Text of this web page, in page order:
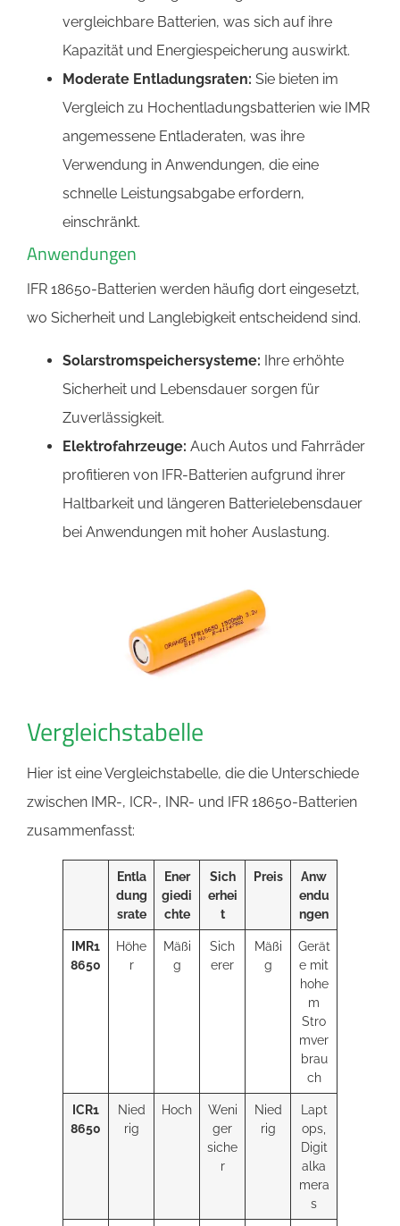
vergleichbare Batterien, was sich auf ihre
Kapazität und Energiespeicherung auswirkt.
Moderate Entladungsraten: Sie bieten im
Vergleich zu Hochentladungsbatterien wie IMR
angemessene Entladeraten, was ihre
Verwendung in Anwendungen, die eine
schnelle Leistungsabgabe erfordern,
einschränkt.
Anwendungen
IFR 18650-Batterien werden häufig dort eingesetzt,
wo Sicherheit und Langlebigkeit entscheidend sind.
Solarstromspeichersysteme: Ihre erhöhte
Sicherheit und Lebensdauer sorgen für
Zuverlässigkeit.
Elektrofahrzeuge: Auch Autos und Fahrräder
profitieren von IFR-Batterien aufgrund ihrer
Haltbarkeit und längeren Batterielebensdauer
bei Anwendungen mit hoher Auslastung.
Vergleichstabelle
Hier ist eine Vergleichstabelle, die die Unterschiede
zwischen IMR-, ICR-, INR- und IFR 18650-Batterien
zusammenfasst:
Entla
dung
srate
Ener
giedi
chte
Sich
erhei
t
Preis
Anw
endu
ngen
IMR1
8650
Höhe
r
Mäßi
g
Sich
erer
Mäßi
g
Gerät
e mit
hohe
m
Stro
mver
brau
ch
ICR1
8650
Nied
rig
Hoch
Weni
ger
siche
r
Nied
rig
Lapt
ops,
Digit
alka
mera
s